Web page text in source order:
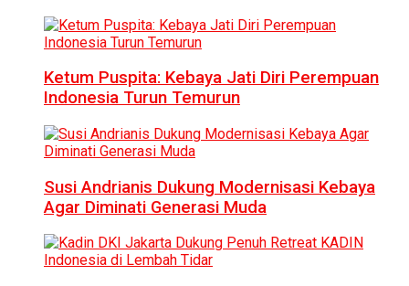
Ketum Puspita: Kebaya Jati Diri Perempuan
Indonesia Turun Temurun
Susi Andrianis Dukung Modernisasi Kebaya
Agar Diminati Generasi Muda